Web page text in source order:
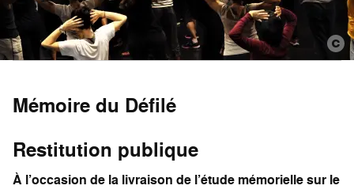
Mémoire du Défilé
Restitution publique
À l’occasion de la livraison de l’étude mémorielle sur le